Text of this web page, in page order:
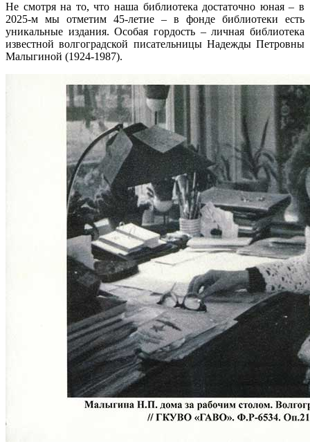
Не смотря на то, что наша библиотека достаточно юная – в
2025-м мы отметим 45-летие – в фонде библиотеки есть
уникальные издания. Особая гордость – личная библиотека
известной волгоградской писательницы Надежды Петровны
Малыгиной (1924-1987).